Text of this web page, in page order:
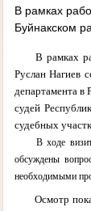
В рамках
Буйнакском
В рамках
Руслан Нагиев
департамента
судей
судебных
В ходе
обсуждены
необходимыми
Осмотр